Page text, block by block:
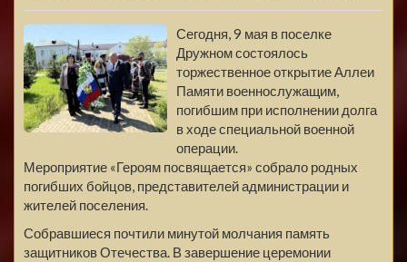
Сегодня, 9 мая в поселке
Дружном состоялось
торжественное открытие Аллеи
Памяти военнослужащим,
погибшим при исполнении долга
в ходе специальной военной
операции.
Мероприятие «Героям посвящается» собрало родных
погибших бойцов, представителей администрации и
жителей поселения.
Собравшиеся почтили минутой молчания память
защитников Отечества. В завершение церемонии